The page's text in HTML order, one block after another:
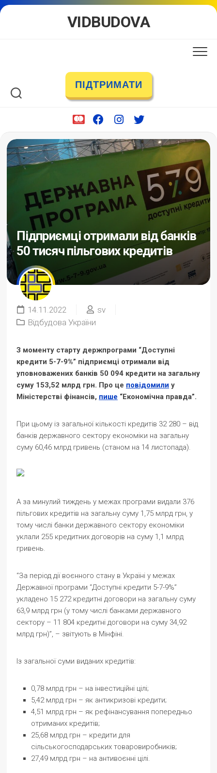
Skip
VIDBUDOVA
ПІДТРИМАТИ
Підприємці отримали від банків
50 тисяч пільгових кредитів
14.11.2022
sv
Відбудова України
З моменту старту держпрограми “Доступні
кредити 5-7-9%” підприємці отримали від
уповноважених банків 50 094 кредити на загальну
суму 153,52 млрд грн. Про це повідомили у
Міністерстві фінансів, пише “Економічна правда”.
При цьому із загальної кількості кредитів 32 280 – від
банків державного сектору економіки на загальну
суму 60,46 млрд гривень (станом на 14 листопада).
А за минулий тиждень у межах програми видали 376
пільгових кредитів на загальну суму 1,75 млрд грн, у
тому числі банки державного сектору економіки
уклали 255 кредитних договорів на суму 1,1 млрд
гривень.
“За період дії воєнного стану в Україні у межах
Державної програми “Доступні кредити 5-7-9%”
укладено 15 272 кредитні договори на загальну суму
63,9 млрд грн (у тому числі банками державного
сектору – 11 804 кредитні договори на суму 34,92
млрд грн)”, – звітують в Мінфіні.
Із загальної суми виданих кредитів:
0,78 млрд грн – на інвестиційні цілі;
5,42 млрд грн – як антикризові кредити;
4,51 млрд грн – як рефінансування попередньо
отриманих кредитів;
25,68 млрд грн – кредити для
сільськогосподарських товаровиробників;
27,49 млрд грн – на антивоєнні цілі.